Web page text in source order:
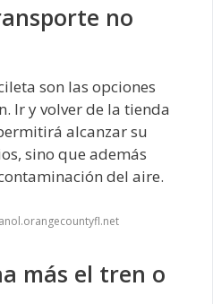
no
son las opciones
Ir y volver de la tienda
alcanzar su
sino que además
del aire.
más el tren o